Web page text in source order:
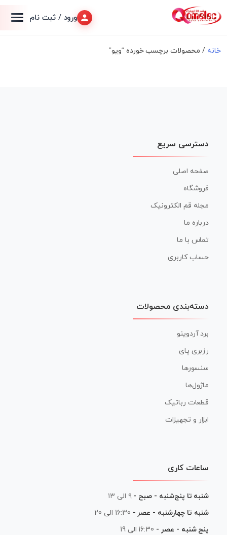
ورود / ثبت نام
خانه / محصولات برچسب خورده “ویو”
دسترسی سریع
صفحه اصلی
فروشگاه
مجله قم الکترونیک
درباره ما
تماس با ما
حساب کاربری
دسته‌بندی محصولات
برد آردوینو
رزبری پای
سنسورها
ماژول‌ها
قطعات رباتیک
ابزار و تجهیزات
ساعات کاری
شنبه تا پنج‌شنبه - صبح - ۹ الی ۱۳
شنبه تا چهارشنبه - عصر - 16:30 الی 20
پنج شنبه - عصر - 16:30 الی 19